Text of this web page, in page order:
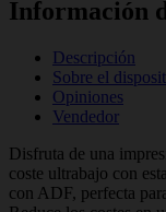
Información
Descripción
Sobre el
Opiniones
Vendedor
Disfruta de una
coste ultrabajo con
con ADF, perfecta